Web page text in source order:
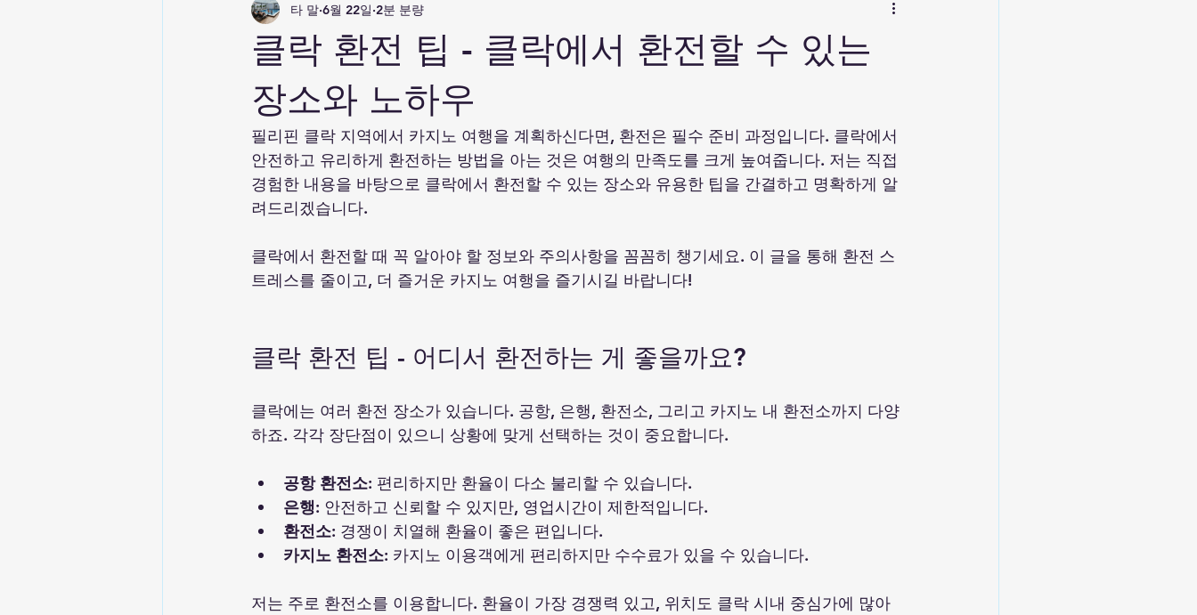
클락 환전 팁 - 클락에서 환전할 수 있는
장소와 노하우
타 말 6월 22일 2분 분량
필리핀 클락 지역에서 카지노 여행을 계획하신다면, 환전은 필수 준비 과정입니다. 클락에서
안전하고 유리하게 환전하는 방법을 아는 것은 여행의 만족도를 크게 높여줍니다. 저는 직접
경험한 내용을 바탕으로 클락에서 환전할 수 있는 장소와 유용한 팁을 간결하고 명확하게 알
려드리겠습니다.
클락에서 환전할 때 꼭 알아야 할 정보와 주의사항을 꼼꼼히 챙기세요. 이 글을 통해 환전 스
트레스를 줄이고, 더 즐거운 카지노 여행을 즐기시길 바랍니다!
클락 환전 팁 - 어디서 환전하는 게 좋을까요?
클락에는 여러 환전 장소가 있습니다. 공항, 은행, 환전소, 그리고 카지노 내 환전소까지 다양
하죠. 각각 장단점이 있으니 상황에 맞게 선택하는 것이 중요합니다.
공항 환전소: 편리하지만 환율이 다소 불리할 수 있습니다.
은행: 안전하고 신뢰할 수 있지만, 영업시간이 제한적입니다.
환전소: 경쟁이 치열해 환율이 좋은 편입니다.
카지노 환전소: 카지노 이용객에게 편리하지만 수수료가 있을 수 있습니다.
저는 주로 환전소를 이용합니다. 환율이 가장 경쟁력 있고, 위치도 클락 시내 중심가에 많아